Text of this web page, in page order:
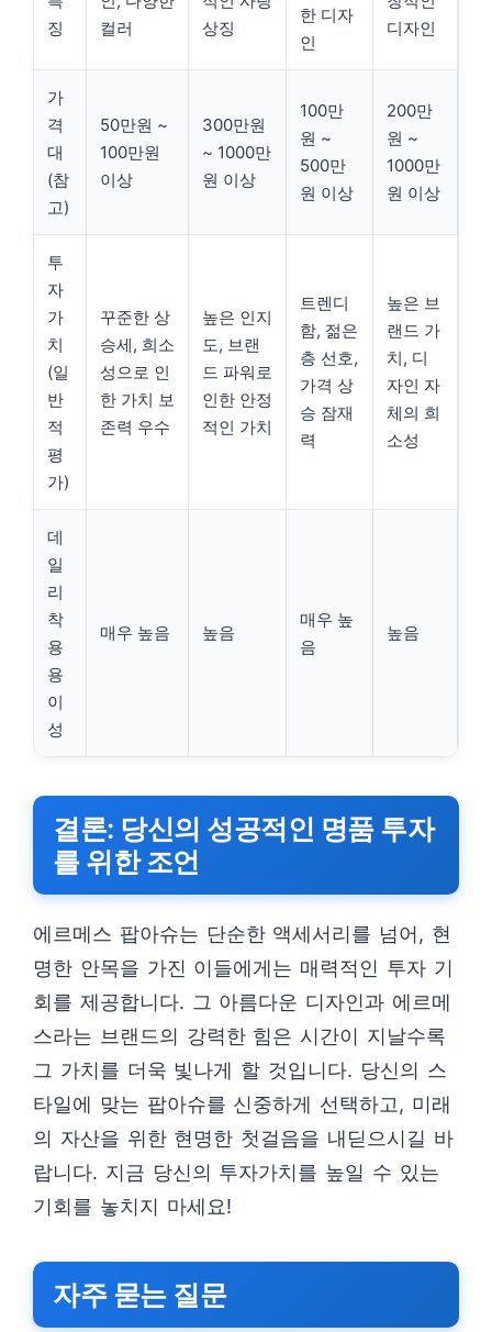
징
컬러
상징
한 디자
인
디자인
가
격
대
(참
고)
50만원 ~
100만원
이상
300만원
~ 1000만
원 이상
100만
원 ~
500만
원 이상
200만
원 ~
1000만
원 이상
투
자
가
치
(일
반
적
평
가)
꾸준한 상
승세, 희소
성으로 인
한 가치 보
존력 우수
높은 인지
도, 브랜
드 파워로
인한 안정
적인 가치
트렌디
함, 젊은
층 선호,
가격 상
승 잠재
력
높은 브
랜드 가
치, 디
자인 자
체의 희
소성
데
일
리
착
용
용
이
성
매우 높음 높음
매우 높
음
높음
결론: 당신의 성공적인 명품 투자
를 위한 조언
에르메스 팝아슈는 단순한 액세서리를 넘어, 현
명한 안목을 가진 이들에게는 매력적인 투자 기
회를 제공합니다. 그 아름다운 디자인과 에르메
스라는 브랜드의 강력한 힘은 시간이 지날수록
그 가치를 더욱 빛나게 할 것입니다. 당신의 스
타일에 맞는 팝아슈를 신중하게 선택하고, 미래
의 자산을 위한 현명한 첫걸음을 내딛으시길 바
랍니다. 지금 당신의 투자가치를 높일 수 있는
기회를 놓치지 마세요!
자주 묻는 질문